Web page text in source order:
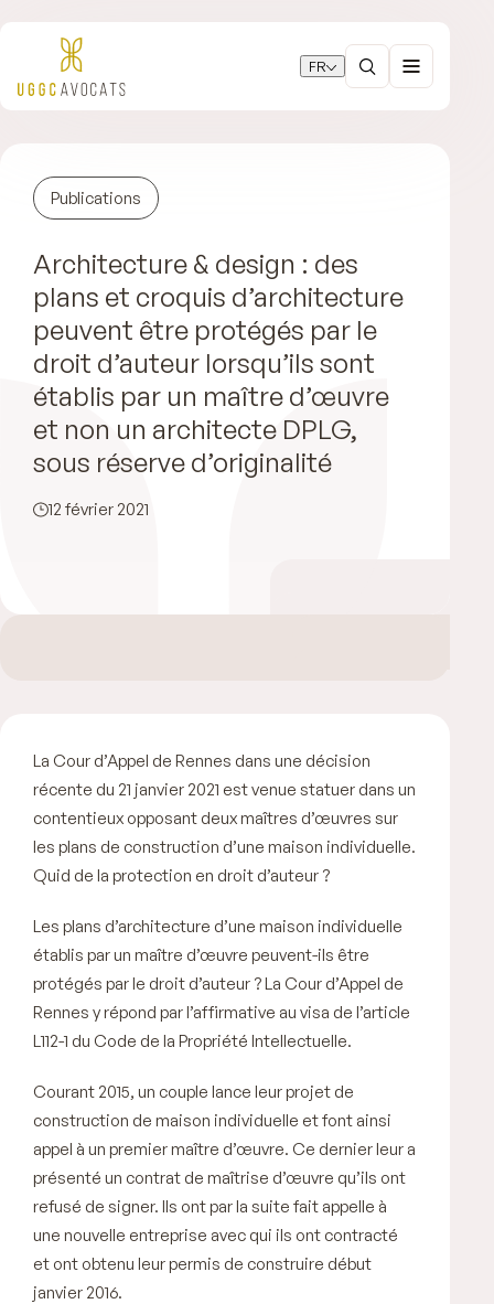
FR
Publications
Architecture & design : des
plans et croquis d’architecture
peuvent être protégés par le
droit d’auteur lorsqu’ils sont
établis par un maître d’œuvre
et non un architecte DPLG,
sous réserve d’originalité
12 février 2021
La Cour d’Appel de Rennes dans une décision
récente du 21 janvier 2021 est venue statuer dans un
contentieux opposant deux maîtres d’œuvres sur
les plans de construction d’une maison individuelle.
Quid de la protection en droit d’auteur ?
Les plans d’architecture d’une maison individuelle
établis par un maître d’œuvre peuvent-ils être
protégés par le droit d’auteur ? La Cour d’Appel de
Rennes y répond par l’affirmative au visa de l’article
L112-1 du Code de la Propriété Intellectuelle.
Courant 2015, un couple lance leur projet de
construction de maison individuelle et font ainsi
appel à un premier maître d’œuvre. Ce dernier leur a
présenté un contrat de maîtrise d’œuvre qu’ils ont
refusé de signer. Ils ont par la suite fait appelle à
une nouvelle entreprise avec qui ils ont contracté
et ont obtenu leur permis de construire début
janvier 2016.